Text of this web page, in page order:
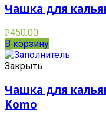
Чашка для
Р450.00
В корзину
Закрыть
Чашка для
Komo